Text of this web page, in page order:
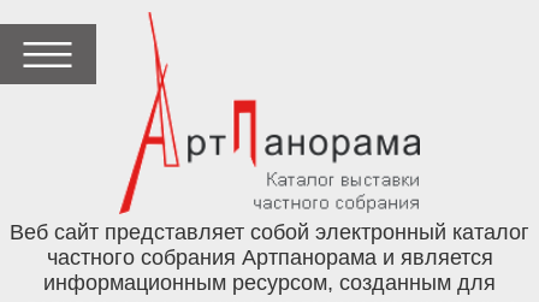
Веб сайт представляет собой электронный каталог
частного собрания Артпанорама и является
информационным ресурсом, созданным для